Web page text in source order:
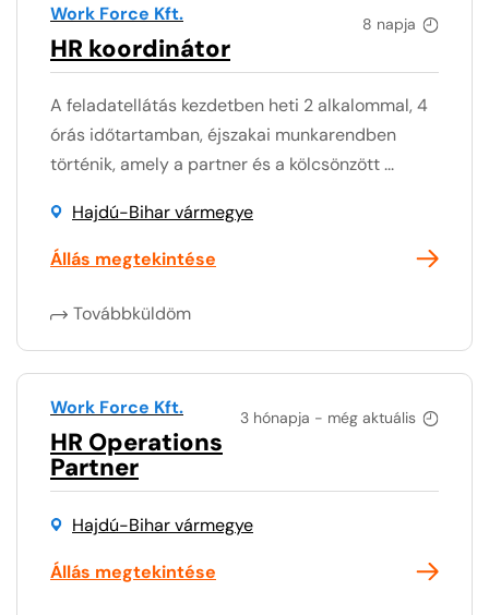
8 napja
Work Force Kft.
HR koordinátor
A feladatellátás kezdetben heti 2 alkalommal, 4
órás időtartamban, éjszakai munkarendben
történik, amely a partner és a kölcsönzött ...
Hajdú-Bihar vármegye
Állás megtekintése
Továbbküldöm
3 hónapja - még aktuális
Work Force Kft.
HR Operations
Partner
Hajdú-Bihar vármegye
Állás megtekintése